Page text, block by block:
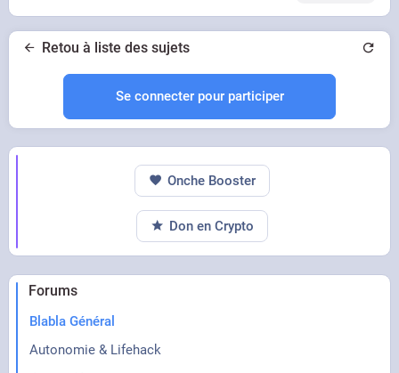
Retou à liste des sujets
Se connecter pour participer
Forums
Blabla Général
Autonomie & Lifehack
Onche Booster
Don en Crypto